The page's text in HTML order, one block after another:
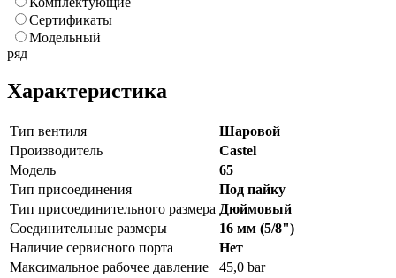
Сертификаты
Модельный
ряд
Характеристика
Тип вентиля
Шаровой
Производитель
Castel
Модель
65
Тип присоединения
Под пайку
Тип присоединительного размера Дюймовый
Соединительные размеры
16 мм (5/8")
Наличие сервисного порта
Нет
Максимальное рабочее давление
45,0 bar